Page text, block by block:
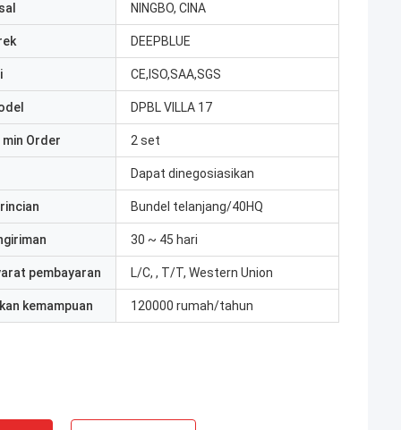
NINGBO, CINA
DEEPBLUE
CE,ISO,SAA,SGS
DPBL VILLA 17
Order 2 set
Dapat dinegosiasikan
Bundel telanjang/40HQ
30 ~ 45 hari
pembayaran L/C, , T/T, Western Union
kemampuan 120000 rumah/tahun